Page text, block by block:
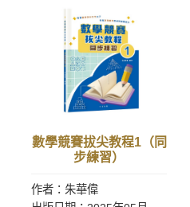
數學競賽拔尖教程1（同
步練習）
作者：朱華偉